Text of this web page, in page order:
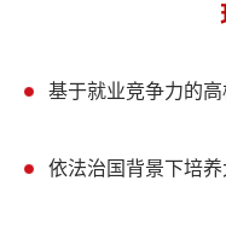
基于就业竞争力的